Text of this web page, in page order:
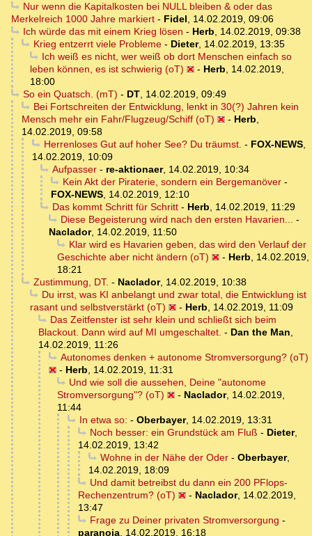
Nur wenn die Kapitalkosten bei NULL bleiben & oder das
Merkelreich 1000 Jahre markiert - Fidel, 14.02.2019, 09:06
Ich würde das mit einem Krieg lösen - Herb, 14.02.2019, 09:38
Krieg entzerrt viele Probleme- Dieter, 14.02.2019, 13:35
Ich weiß es nicht, wer weiß ob dort Menschen einfach so
leben können, es ist schwierig (oT)
- Herb, 14.02.2019,
18:00
So ein Quatsch. (mT) - DT, 14.02.2019, 09:49
Bei Fortschreiten der Entwicklung, lenkt in 30(?) Jahren kein
Mensch mehr ein Fahr/Flugzeug/Schiff (oT)
- Herb,
14.02.2019, 09:58
Herrenloses Gut auf hoher See? Du träumst. - FOX-NEWS,
14.02.2019, 10:09
Aufpasser- re-aktionaer, 14.02.2019, 10:34
Kein Akt der Piraterie, sondern ein Bergemanöver-
FOX-NEWS, 14.02.2019, 12:10
Das kommt Schritt für Schritt- Herb, 14.02.2019, 11:29
Diese Begeisterung wird nach den ersten Havarien... -
Naclador, 14.02.2019, 11:50
Klar wird es Havarien geben, das wird den Verlauf der
Geschichte aber nicht ändern (oT)
- Herb, 14.02.2019,
18:21
Zustimmung, DT. - Naclador, 14.02.2019, 10:38
Du irrst, was KI anbelangt und zwar total, die Entwicklung ist
rasant und selbstverstärkt (oT)
- Herb, 14.02.2019, 11:09
Das Zeitfenster ist sehr klein und schließt sich beim
Blackout. Dann wird auf MI umgeschaltet. - Dan the Man,
14.02.2019, 11:26
Autonomes denken + autonome Stromversorgung? (oT)
- Herb, 14.02.2019, 11:31
Und wie soll die aussehen, Deine "autonome
Stromversorgung"? (oT)
- Naclador, 14.02.2019,
11:44
In etwa so: - Oberbayer, 14.02.2019, 13:31
Noch besser: ein Grundstück am Fluß - Dieter,
14.02.2019, 13:42
Wohne in der Nähe der Oder- Oberbayer,
14.02.2019, 18:09
Und damit betreibst du dann ein 200 PFlops-
Rechenzentrum? (oT)
- Naclador, 14.02.2019,
13:47
Frage zu Deiner privaten Stromversorgung -
paranoia, 14.02.2019, 16:18